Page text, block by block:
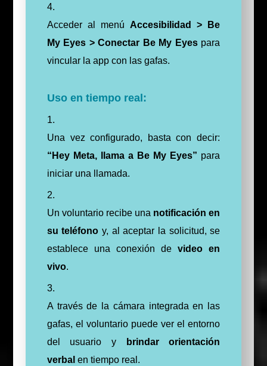
Acceder al menú Accesibilidad > Be
My Eyes > Conectar Be My Eyespara
vincular la app con las gafas.
Uso en tiempo real:
Una vez configurado, basta con decir:
“Hey Meta, llama a Be My Eyes” para
iniciar una llamada.
Un voluntario recibe una notificación en
su teléfono y, al aceptar la solicitud, se
establece una conexión devideo en
vivo.
A través de la cámara integrada en las
gafas, el voluntario puede ver el entorno
del usuario y
brindar orientación
verbal en tiempo real.